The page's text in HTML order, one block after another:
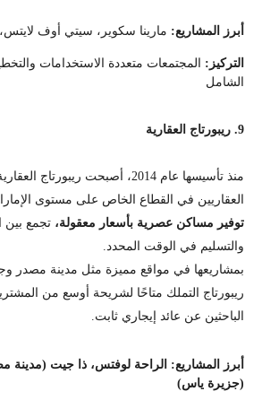
أبرز المشاريع: مارينا سكوير، سيتي أوف
التركيز: المجتمعات متعددة الاستخدامات
الشامل
9. ريبورتاج العقارية
منذ تأسيسها عام 2014، أصبحت
العقاريين في القطاع الخاص على مستوى
توفير مساكن عصرية بأسعار معقولة، تجمع بين
والتسليم في الوقت المحدد.
بمشاريعها في مواقع مميزة مثل مدينة مصدر
ريبورتاج التملك متاحًا لشريحة أوسع من
الباحثين عن عائد إيجاري ثابت.
أبرز المشاريع: الراحة لوفتس، ذا جيت (مدينة
(جزيرة ياس)